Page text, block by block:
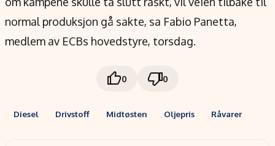
normal produksjon gå sakte, sa Fabio Panetta,
medlem av ECBs hovedstyre, torsdag.
0 0
Diesel Drivstoff Midtøsten Oljepris Råvarer